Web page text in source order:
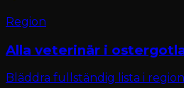
Region
Alla veterinär i
Bläddra fullständig lista i